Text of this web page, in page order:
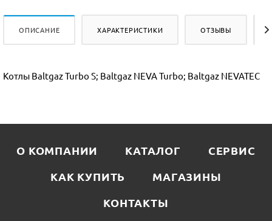
ОПИСАНИЕ ХАРАКТЕРИСТИКИ ОТЗЫВЫ
Котлы Baltgaz Turbo S; Baltgaz NEVA Turbo; Baltgaz NEVATEC
О КОМПАНИИ КАТАЛОГ
СЕРВИС
КАК КУПИТЬ
МАГАЗИНЫ
КОНТАКТЫ